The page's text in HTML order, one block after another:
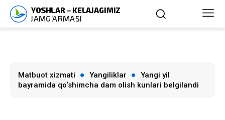
Matbuot xizmati Yangiliklar
Yangi yil
bayramida qo‘shimcha dam olish kunlari belgilandi